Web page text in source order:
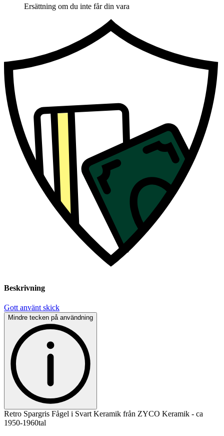
Ersättning om du inte får din vara
Beskrivning
Gott använt skick
Mindre tecken på användning
Retro Spargris Fågel i Svart Keramik från ZYCO Keramik - ca
1950-1960tal